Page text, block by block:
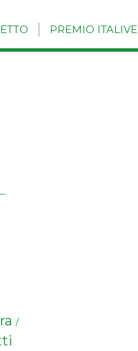
PREMIO ITALIVE
/